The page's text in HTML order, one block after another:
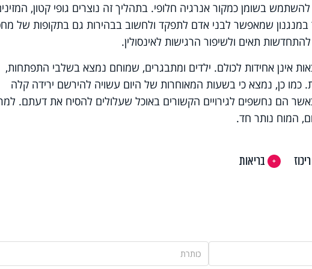
להשתמש בשומן כמקור אנרגיה חלופי. בתהליך זה נוצרים גופי קטון,
שמאפשר לבני אדם לתפקד ולחשוב בבהירות גם בתקופות של
תאים ולשיפור הרגישות לאינסולין.
אינן אחידות לכולם. ילדים ומתבגרים, שמוחם נמצא בשלבי התפתחות,
כמו כן, נמצא כי בשעות המאוחרות של היום עשויה להירשם ירידה קלה
הם נחשפים לגירויים הקשורים באוכל שעלולים להסיח את דעתם.
המוח נותר חד.
ריכוז בריאות